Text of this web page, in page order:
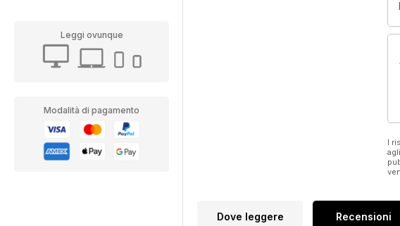
Leggi ovunque
Modalità di pagamento
I
Dove leggere Recensioni